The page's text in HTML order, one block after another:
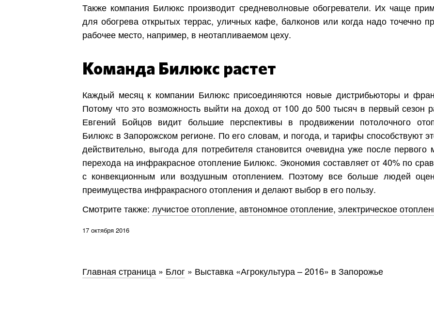
Также компания Билюкс производит средневолновые обогреватели. Их чаще
для обогрева открытых террас, уличных кафе, балконов или когда надо точечно
рабочее место, например, в неотапливаемом цеху.
Команда Билюкс растет
Каждый месяц к компании Билюкс присоединяются новые дистрибьюторы и
Потому что это возможность выйти на доход от 100 до 500 тысяч в первый сезон
Евгений Бойцов видит большие перспективы в продвижении потолочного
Билюкс в Запорожском регионе. По его словам, и погода, и тарифы способствуют
действительно, выгода для потребителя становится очевидна уже после первого
перехода на инфракрасное отопление Билюкс. Экономия составляет от 40% по
с конвекционным или воздушным отоплением. Поэтому все больше людей
преимущества инфракрасного отопления и делают выбор в его пользу.
Смотрите также: лучистое отопление, автономное отопление, электрическое
17 октября 2016
Главная страница » Блог » Выставка «Агрокультура – 2016» в Запорожье